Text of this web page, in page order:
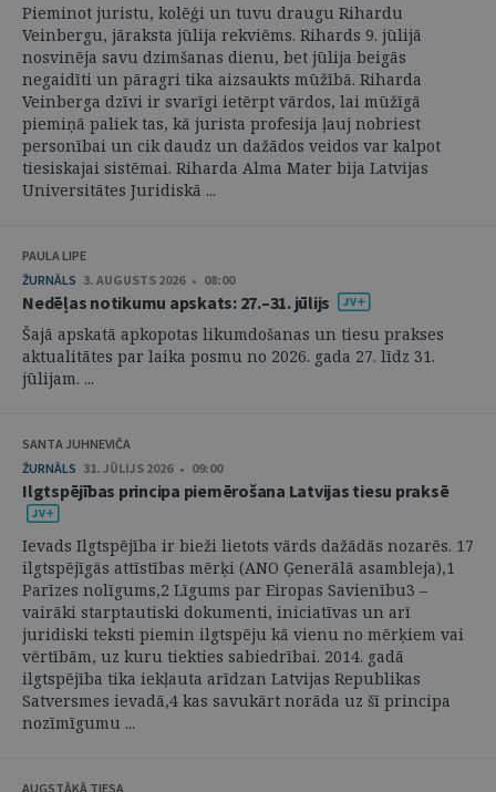
Pieminot juristu, kolēģi un tuvu draugu Rihardu
Veinbergu, jāraksta jūlija rekviēms. Rihards 9. jūlijā
nosvinēja savu dzimšanas dienu, bet jūlija beigās
negaidīti un pāragri tika aizsaukts mūžībā. Riharda
Veinberga dzīvi ir svarīgi ietērpt vārdos, lai mūžīgā
piemiņā paliek tas, kā jurista profesija ļauj nobriest
personībai un cik daudz un dažādos veidos var kalpot
tiesiskajai sistēmai. Riharda Alma Mater bija Latvijas
Universitātes Juridiskā ...
PAULA LIPE
ŽURNĀLS 3. AUGUSTS 2026 • 08:00
Nedēļas notikumu apskats: 27.–31. jūlijs
Šajā apskatā apkopotas likumdošanas un tiesu prakses
aktualitātes par laika posmu no 2026. gada 27. līdz 31.
jūlijam. ...
SANTA JUHNEVIČA
ŽURNĀLS 31. JŪLIJS 2026 • 09:00
Ilgtspējības principa piemērošana Latvijas tiesu praksē
Ievads Ilgtspējība ir bieži lietots vārds dažādās nozarēs. 17
ilgtspējīgās attīstības mērķi (ANO Ģenerālā asambleja),1
Parīzes nolīgums,2 Līgums par Eiropas Savienību3 –
vairāki starptautiski dokumenti, iniciatīvas un arī
juridiski teksti piemin ilgtspēju kā vienu no mērķiem vai
vērtībām, uz kuru tiekties sabiedrībai. 2014. gadā
ilgtspējība tika iekļauta arīdzan Latvijas Republikas
Satversmes ievadā,4 kas savukārt norāda uz šī principa
nozīmīgumu ...
AUGSTĀKĀ TIESA